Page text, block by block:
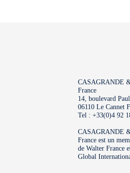
CASAGRANDE
France
14, boulevard
06110 Le Cannet
Tel : +33(0)4 92
CASAGRANDE
France est un
de Walter France
Global